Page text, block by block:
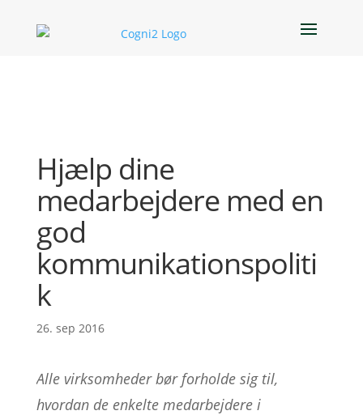
Hjælp dine
medarbejdere med en
god
kommunikationspoliti
k
26. sep 2016
Alle virksomheder bør forholde sig til,
hvordan de enkelte medarbejdere i